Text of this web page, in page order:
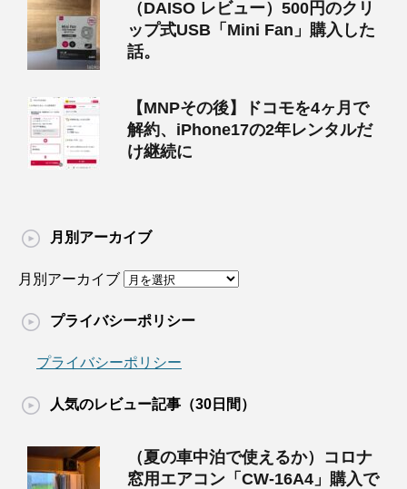
（DAISO レビュー）500円のクリ
ップ式USB「Mini Fan」購入した
話。
【MNPその後】ドコモを4ヶ月で
解約、iPhone17の2年レンタルだ
け継続に
月別アーカイブ
月別アーカイブ
プライバシーポリシー
プライバシーポリシー
人気のレビュー記事（30日間）
（夏の車中泊で使えるか）コロナ
窓用エアコン「CW-16A4」購入で